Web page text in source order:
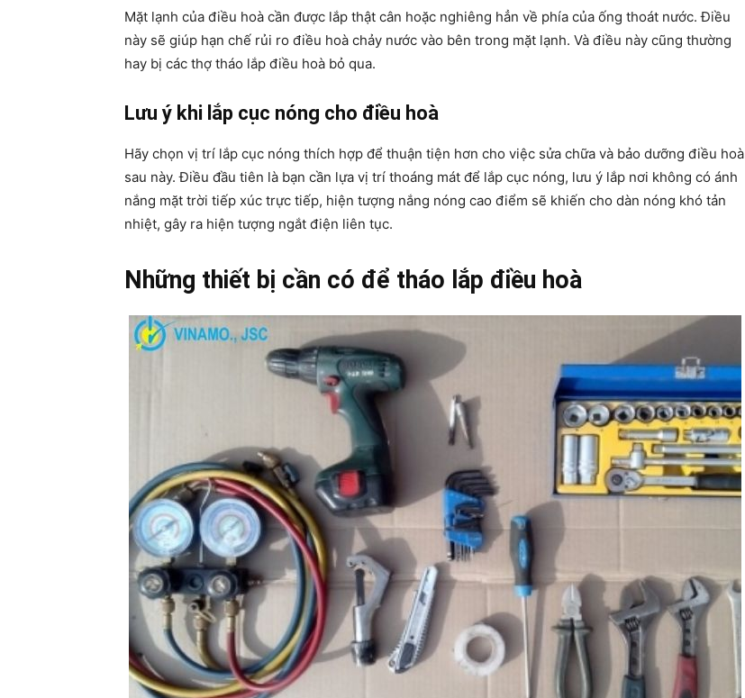
Mặt lạnh của điều hoà cần được lắp thật cân hoặc nghiêng hẳn về phía của ống thoát nước. Điều
này sẽ giúp hạn chế rủi ro điều hoà chảy nước vào bên trong mặt lạnh. Và điều này cũng thường
hay bị các thợ tháo lắp điều hoà bỏ qua.
Lưu ý khi lắp cục nóng cho điều hoà
Hãy chọn vị trí lắp cục nóng thích hợp để thuận tiện hơn cho việc sửa chữa và bảo dưỡng điều hoà
sau này. Điều đầu tiên là bạn cần lựa vị trí thoáng mát để lắp cục nóng, lưu ý lắp nơi không có ánh
nắng mặt trời tiếp xúc trực tiếp, hiện tượng nắng nóng cao điểm sẽ khiến cho dàn nóng khó tản
nhiệt, gây ra hiện tượng ngắt điện liên tục.
Những thiết bị cần có để tháo lắp điều hoà